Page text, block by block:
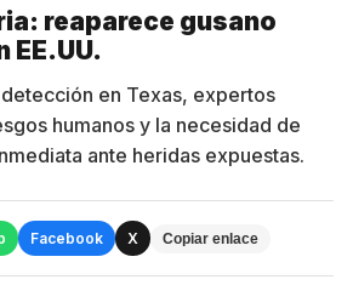
reaparece gusano
EE.UU.
en Texas, expertos
humanos y la necesidad de
ante heridas expuestas.
Facebook X Copiar enlace